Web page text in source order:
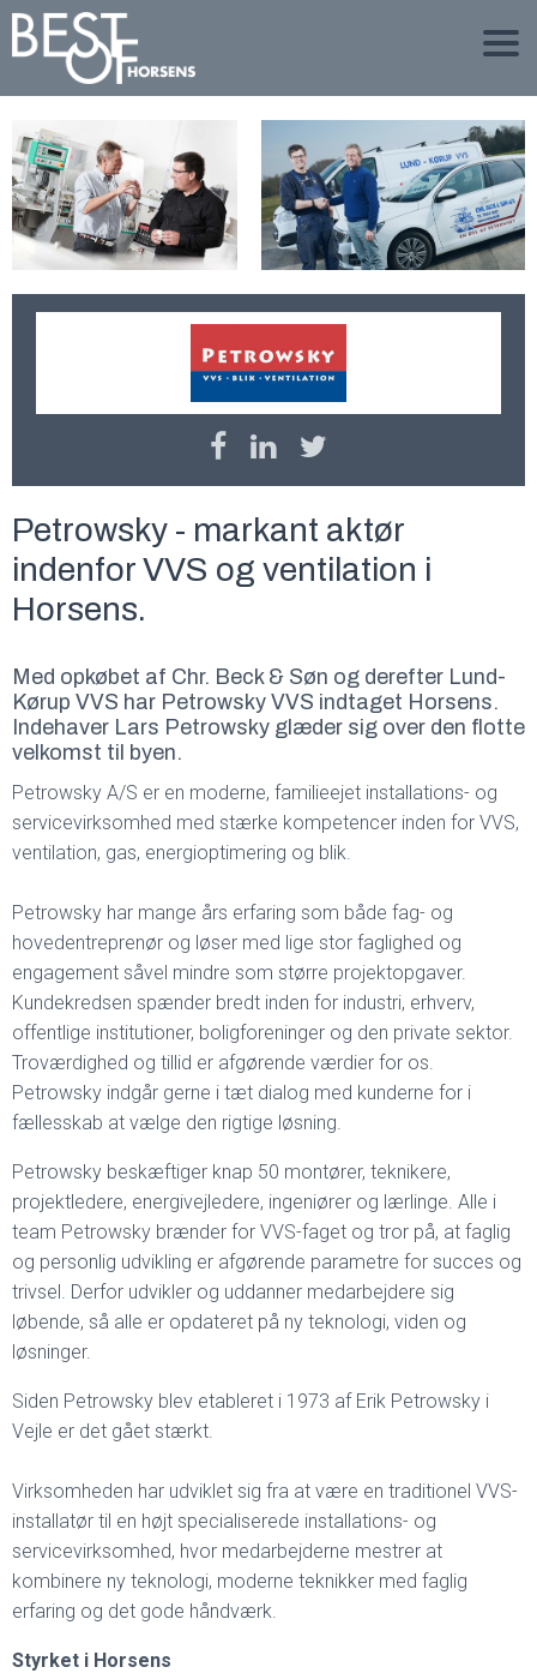
Petrowsky - markant aktør
indenfor VVS og ventilation i
Horsens.
Med opkøbet af Chr. Beck & Søn og derefter Lund-
Kørup VVS har Petrowsky VVS indtaget Horsens.
Indehaver Lars Petrowsky glæder sig over den flotte
velkomst til byen.
Petrowsky A/S er en moderne, familieejet installations- og
servicevirksomhed med stærke kompetencer inden for VVS,
ventilation, gas, energioptimering og blik.
Petrowsky har mange års erfaring som både fag- og
hovedentreprenør og løser med lige stor faglighed og
engagement såvel mindre som større projektopgaver.
Kundekredsen spænder bredt inden for industri, erhverv,
offentlige institutioner, boligforeninger og den private sektor.
Troværdighed og tillid er afgørende værdier for os.
Petrowsky indgår gerne i tæt dialog med kunderne for i
fællesskab at vælge den rigtige løsning.
Petrowsky beskæftiger knap 50 montører, teknikere,
projektledere, energivejledere, ingeniører og lærlinge. Alle i
team Petrowsky brænder for VVS-faget og tror på, at faglig
og personlig udvikling er afgørende parametre for succes og
trivsel. Derfor udvikler og uddanner medarbejdere sig
løbende, så alle er opdateret på ny teknologi, viden og
løsninger.
Siden Petrowsky blev etableret i 1973 af Erik Petrowsky i
Vejle er det gået stærkt.
Virksomheden har udviklet sig fra at være en traditionel VVS-
installatør til en højt specialiserede installations- og
servicevirksomhed, hvor medarbejderne mestrer at
kombinere ny teknologi, moderne teknikker med faglig
erfaring og det gode håndværk.
Styrket i Horsens